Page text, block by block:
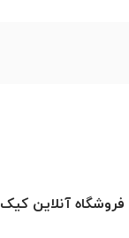
آنلاین کیک